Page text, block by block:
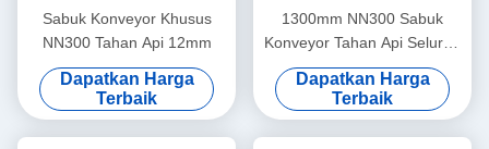
Sabuk Konveyor Khusus
NN300 Tahan Api 12mm
Dapatkan Harga
Terbaik
1300mm NN300 Sabuk
Konveyor Tahan Api Seluruh
Inti
Dapatkan Harga
Terbaik